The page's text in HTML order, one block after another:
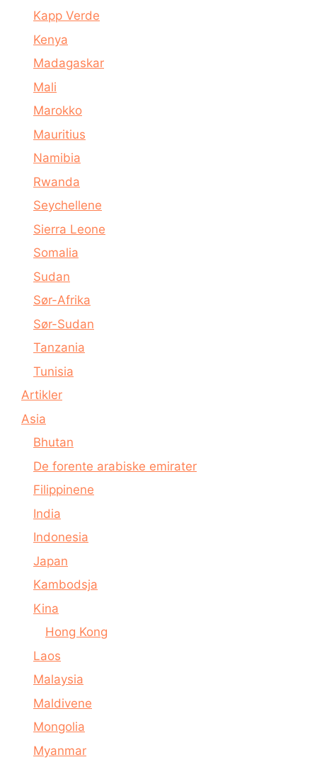
Kapp Verde
Kenya
Madagaskar
Mali
Marokko
Mauritius
Namibia
Rwanda
Seychellene
Sierra Leone
Somalia
Sudan
Sør-Afrika
Sør-Sudan
Tanzania
Tunisia
Artikler
Asia
Bhutan
De forente arabiske emirater
Filippinene
India
Indonesia
Japan
Kambodsja
Kina
Hong Kong
Laos
Malaysia
Maldivene
Mongolia
Myanmar